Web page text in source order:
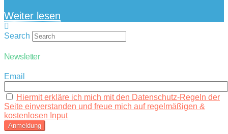
Weiter lesen
Search
Newsletter
Email
Hiermit erkläre ich mich mit den Datenschutz-Regeln der
Seite einverstanden und freue mich auf regelmäßigen &
kostenlosen Input